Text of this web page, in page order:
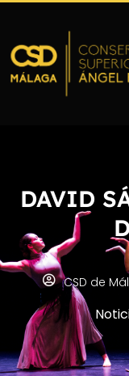
DAVID
CSD de